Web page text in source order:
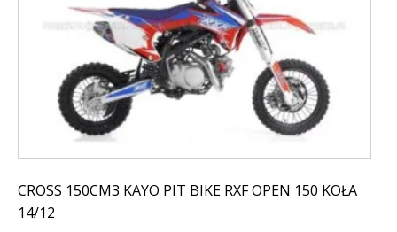
CROSS 150CM3 KAYO PIT BIKE RXF OPEN 150 KOŁA
14/12